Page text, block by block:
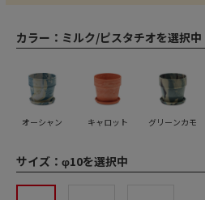
カラー： ミルク/ピスタチオを選択中
オーシャン キャロット グリーンカモ
サイズ： φ10を選択中